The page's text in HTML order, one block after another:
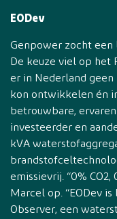
EODev
Genpower zocht
De keuze viel op het
er in Nederland
kon ontwikkelen én
betrouwbare,
investeerder en
kVA
emissievrij. “0%
Marcel op. “EODev
Observer, een